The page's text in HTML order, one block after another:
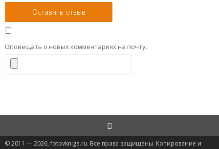
Оповещать о новых комментариях на почту.
© 2011 — 2026, fotovknige.ru. Все права защищены. Копирование и